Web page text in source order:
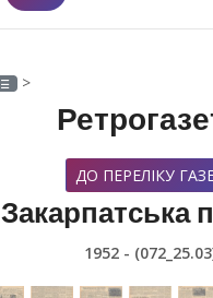
>
ДО ПЕРЕЛІКУ
Закарпатська
1952 -